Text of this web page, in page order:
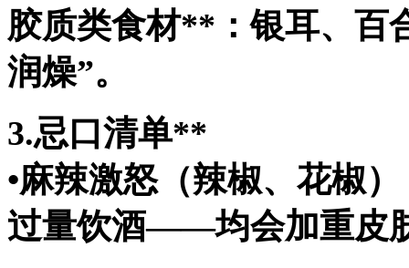
胶质类食材**：银耳、
润燥”。
3.忌口清单**
•麻辣激怒（辣椒、花椒
过量饮酒——均会加重皮